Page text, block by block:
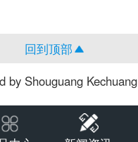
回到顶部
by Shouguang Kechuang